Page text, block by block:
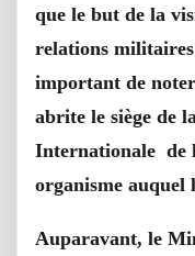
que le but de la
relations
important de
abrite le siège de
Internationale de
organisme
Auparavant, le